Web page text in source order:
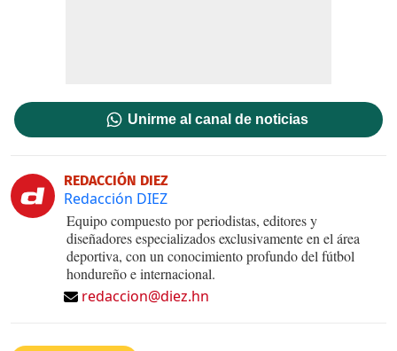
Unirme al canal de noticias
REDACCIÓN DIEZ
Redacción DIEZ
Equipo compuesto por periodistas, editores y
diseñadores especializados exclusivamente en el área
deportiva, con un conocimiento profundo del fútbol
hondureño e internacional.
redaccion@diez.hn